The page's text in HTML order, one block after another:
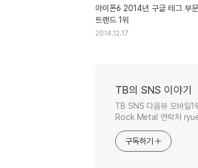
아이폰6 2014년 구글 테그 부문
트랜드 1위
2014.12.17
TB의 SNS 이야기
TB SNS 다음뷰 모바
Rock Metal 연락처
구독하기